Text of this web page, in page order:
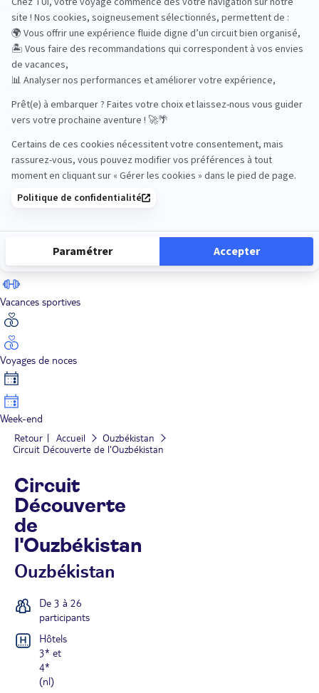
Road Trips
Safari
Sénior
Vacances sportives
Voyages de noces
Week-end
Retour Accueil
Ouzbékistan
Circuit Découverte de l'Ouzbékistan
Circuit
Découverte
de
l'Ouzbékistan
Ouzbékistan
De 3 à 26
participants
Hôtels
3* et
4*
(nl)